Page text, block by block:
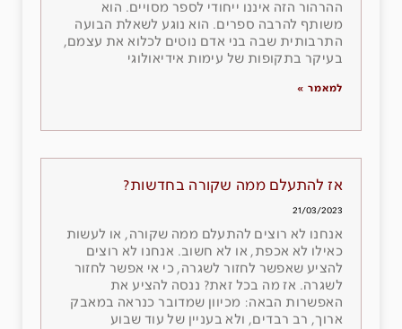
ההרהור הזה איננו ייחודי לספר מסויים. הוא
משותף להרבה ספרים. הוא נוגע לשאלת הבועה
התרבותית שבה בני אדם נוטים לכלוא את עצמם,
בעיקר בתקופות של עימות אידיאולוגי
למאמר »
אז להתעלם ממה שקורה בחדשות?
21/03/2023
אנחנו לא רוצים להתעלם ממה שקורה, או לעשות
כאילו לא אכפת, או לא חשוב. אנחנו לא רוצים
להציע שאפשר לחזור לשגרה, כי אי אפשר לחזור
לשגרה. אז מה בכל זאת? ננסה להציע את
האפשרות הבאה: מכיוון שמדובר כנראה במאבק
ארוך, רב רבדים, ולא בעניין של עוד שבוע